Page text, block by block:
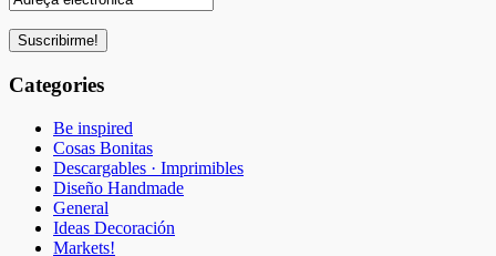
Categories
Be inspired
Cosas Bonitas
Descargables · Imprimibles
Diseño Handmade
General
Ideas Decoración
Markets!